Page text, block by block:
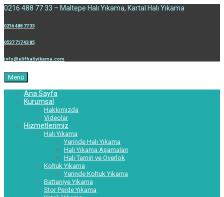
0216 488 77 33 – Maltepe Halı Yıkama, Kartal Halı Yıkama
0216 488 77 33
0537 717 43 85
info@elifhaliyikama.com
Menü
Ana Sayfa
Kurumsal
Hakkımızda
Videolar
Hizmetlerimiz
Halı Yıkama
Yerinde Halı Yıkama
Halı Yıkama Aşamaları
Halı Tamiri ve Overlok
Koltuk Yıkama
Yerinde Koltuk Yıkama
Battaniye Yıkama
Stor Perde Yıkama